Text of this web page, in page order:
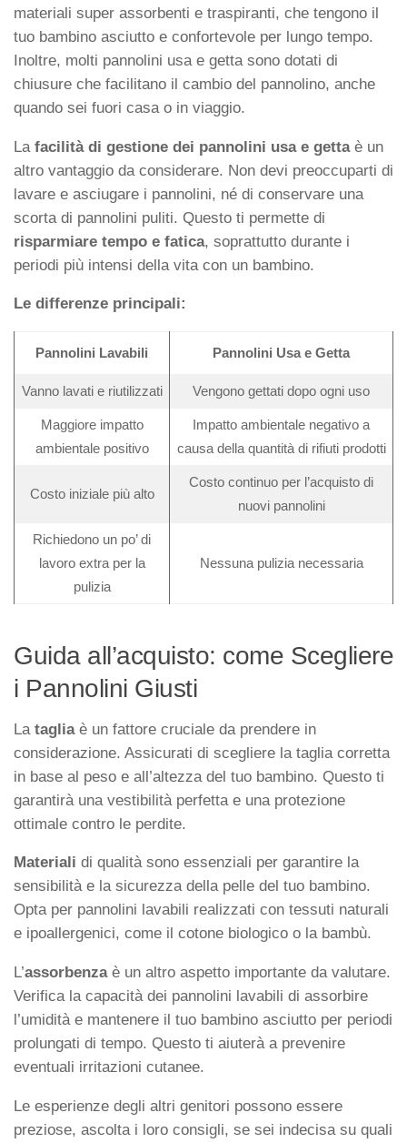
materiali super assorbenti e traspiranti, che tengono il
tuo bambino asciutto e confortevole per lungo tempo.
Inoltre, molti pannolini usa e getta sono dotati di
chiusure che facilitano il cambio del pannolino, anche
quando sei fuori casa o in viaggio.
La facilità di gestione dei pannolini usa e gettaè un
altro vantaggio da considerare. Non devi preoccuparti di
lavare e asciugare i pannolini, né di conservare una
scorta di pannolini puliti. Questo ti permette di
risparmiare tempo e fatica, soprattutto durante i
periodi più intensi della vita con un bambino.
Le differenze principali:
Pannolini Lavabili Pannolini Usa e Getta
Vanno lavati e riutilizzati Vengono gettati dopo ogni uso
Maggiore impatto
ambientale positivo
Impatto ambientale negativo a
causa della quantità di rifiuti prodotti
Costo iniziale più alto
Costo continuo per l’acquisto di
nuovi pannolini
Richiedono un po’ di
lavoro extra per la
pulizia
Nessuna pulizia necessaria
Guida all’acquisto: come Scegliere
i Pannolini Giusti
La taglia è un fattore cruciale da prendere in
considerazione. Assicurati di scegliere la taglia corretta
in base al peso e all’altezza del tuo bambino. Questo ti
garantirà una vestibilità perfetta e una protezione
ottimale contro le perdite.
Materiali di qualità sono essenziali per garantire la
sensibilità e la sicurezza della pelle del tuo bambino.
Opta per pannolini lavabili realizzati con tessuti naturali
e ipoallergenici, come il cotone biologico o la bambù.
L’assorbenzaè un altro aspetto importante da valutare.
Verifica la capacità dei pannolini lavabili di assorbire
l’umidità e mantenere il tuo bambino asciutto per periodi
prolungati di tempo. Questo ti aiuterà a prevenire
eventuali irritazioni cutanee.
Le esperienze degli altri genitori possono essere
preziose, ascolta i loro consigli, se sei indecisa su quali